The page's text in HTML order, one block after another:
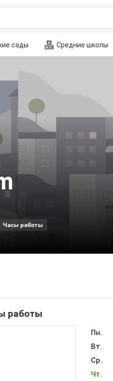
сады Средние школы
Часы работы
работы
Пн.
Вт.
Ср.
Чт.